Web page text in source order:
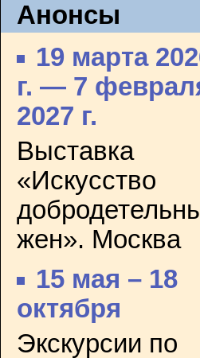
Анонсы
19 марта
г. — 7
2027 г.
Выставка
«Искусство
жен». Москва
15 мая – 18
октября
Экскурсии по